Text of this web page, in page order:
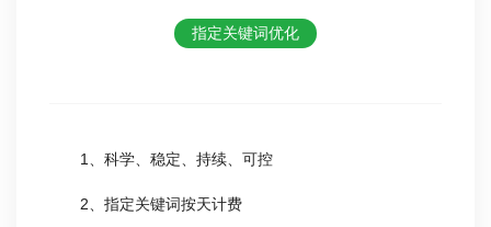
指定关键词优化
1、科学、稳定、持续、可控
2、指定关键词按天计费